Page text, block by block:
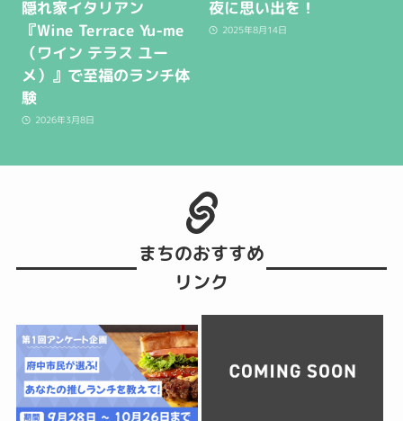
隠れ家イタリアン
『Wine Terrace Yu-me
（ワイン テラス ユー
メ）』で至福のランチ体
験
2026年3月8日
夜に思い出を！
2025年8月14日
まちのおすすめ
リンク